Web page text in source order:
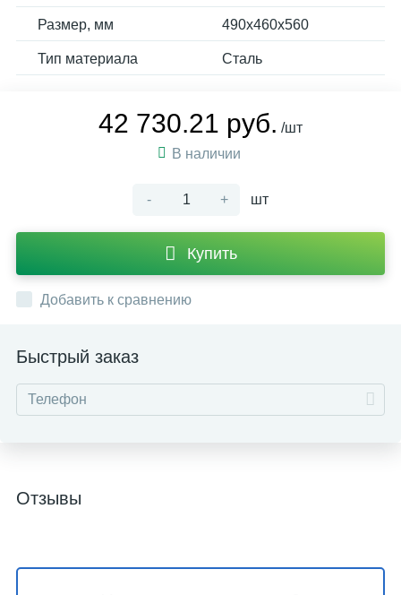
Размер, мм 490x460x560
Тип материала Сталь
42 730.21 руб. /шт
В наличии
- + шт
Купить
Добавить к сравнению
Быстрый заказ
Отзывы